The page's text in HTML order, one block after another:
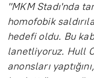
"MKM Stadı'nda
homofobik
hedefi oldu. Bu
lanetliyoruz. Hull
anonsları